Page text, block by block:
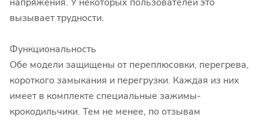
вызывает трудности.
Функциональность
Обе модели защищены от переплюсовки, перегрева,
короткого замыкания и перегрузки. Каждая из них
имеет в комплекте специальные зажимы-
крокодильчики. Тем не менее, по отзывам